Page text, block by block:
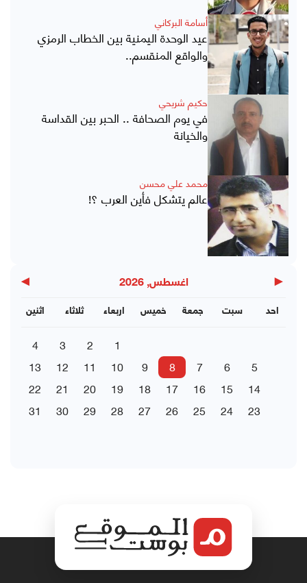
أسامة البركاني
عيد الوحدة اليمنية بين الخطاب الرمزي
والواقع المنقسم..
حكيم شريحي
في يوم الصحافة .. الحبر بين القداسة
والخيانة
محمد علي محسن
عالم يتشكل فأين العرب ؟!
◀ اغسطس, 2026 ▶
اثنين ثلاثاء اربعاء خميس جمعة سبت احد
1
2
3
4
5
6
7
8
9
10
11
12
13
14
15
16
17
18
19
20
21
22
23
24
25
26
27
28
29
30
31